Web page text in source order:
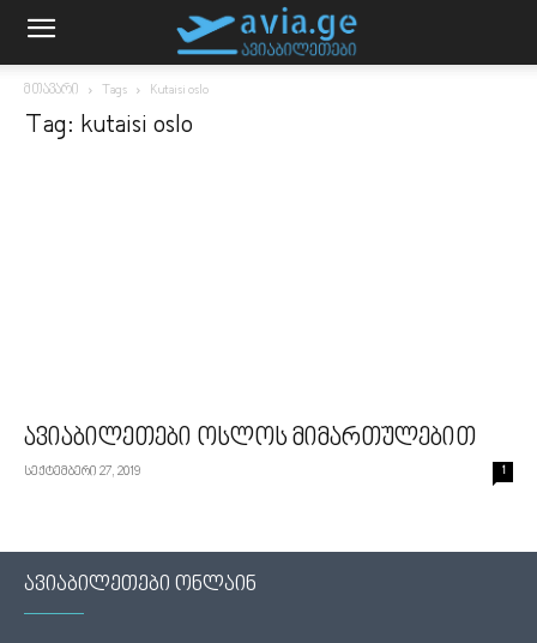
მთავარი Tags Kutaisi oslo
Tag: kutaisi oslo
ავიაბილეთები ოსლოს მიმართულებით
სექტემბერი 27, 2019 1
ავიაბილეთები ონლაინ